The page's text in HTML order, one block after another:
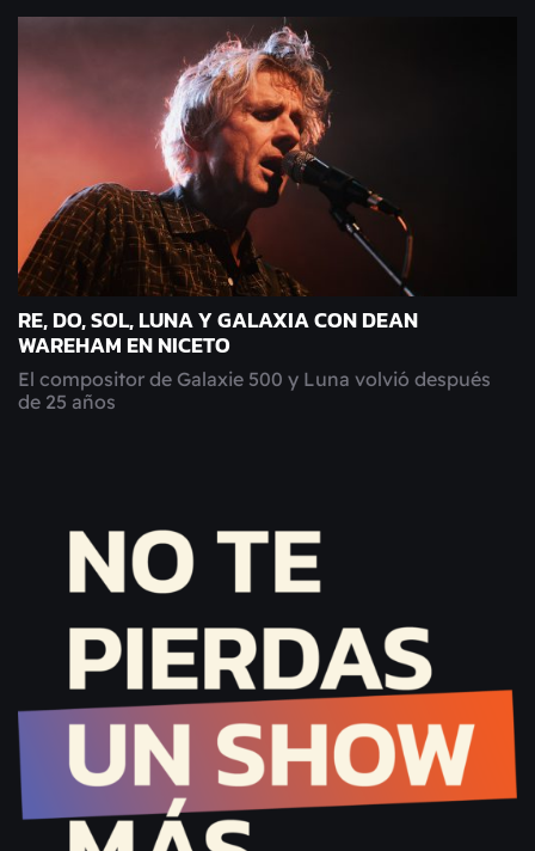
RE, DO, SOL, LUNA Y GALAXIA CON DEAN
WAREHAM EN NICETO
El compositor de Galaxie 500 y Luna volvió después
de 25 años